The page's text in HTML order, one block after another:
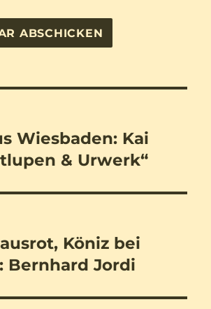
Wiesbaden: Kai
& Urwerk“
Köniz bei
Bernhard Jordi